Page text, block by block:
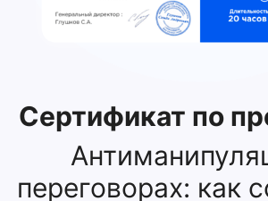
Сертификат по
переговорах: как